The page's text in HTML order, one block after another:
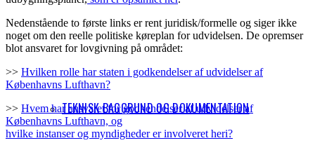
TEKNISK BAGGRUND OG DOKUMENTATION
Nedenstående to første links er rent juridisk/formelle og siger ikke
noget om den reelle politiske køreplan for udvidelsen. De opremser
blot ansvaret for lovgivning på området:
>> Hvilken rolle har staten i godkendelser af udvidelser af
Københavns Lufthavn?
>> Hvem har ansvaret for godkendelser af udvidelser af
Københavns Lufthavn, og
hvilke instanser og myndigheder er involveret heri?